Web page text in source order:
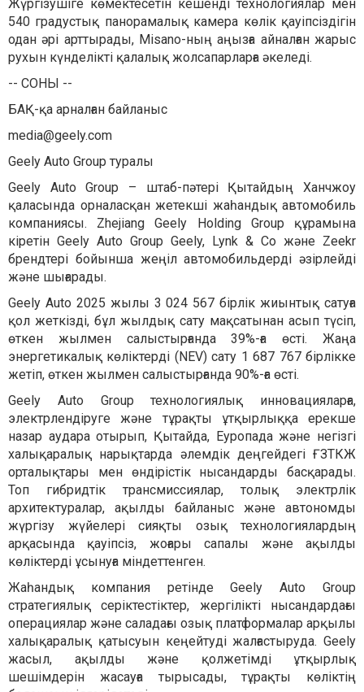
Жүргізушіге көмектесетін кешенді технологиялар мен
540 градустық панорамалық камера көлік қауіпсіздігін
одан әрі арттырады, Misano-ның аңызға айналған жарыс
рухын күнделікті қалалық жолсапарларға әкеледі.
-- СОНЫ --
БАҚ-қа арналған байланыс
media@geely.com
Geely Auto Group туралы
Geely Auto Group – штаб-пәтері Қытайдың Ханчжоу
қаласында орналасқан жетекші жаһандық автомобиль
компаниясы. Zhejiang Geely Holding Group құрамына
кіретін Geely Auto Group Geely, Lynk & Co және Zeekr
брендтері бойынша жеңіл автомобильдерді әзірлейді
және шығарады.
Geely Auto 2025 жылы 3 024 567 бірлік жиынтық сатуға
қол жеткізді, бұл жылдық сату мақсатынан асып түсіп,
өткен жылмен салыстырғанда 39%-ға өсті. Жаңа
энергетикалық көліктерді (NEV) сату 1 687 767 бірлікке
жетіп, өткен жылмен салыстырғанда 90%-ға өсті.
Geely Auto Group технологиялық инновацияларға,
электрлендіруге және тұрақты ұтқырлыққа ерекше
назар аудара отырып, Қытайда, Еуропада және негізгі
халықаралық нарықтарда әлемдік деңгейдегі ҒЗТКЖ
орталықтары мен өндірістік нысандарды басқарады.
Топ гибридтік трансмиссиялар, толық электрлік
архитектуралар, ақылды байланыс және автономды
жүргізу жүйелері сияқты озық технологиялардың
арқасында қауіпсіз, жоғары сапалы және ақылды
көліктерді ұсынуға міндеттенген.
Жаһандық компания ретінде Geely Auto Group
стратегиялық серіктестіктер, жергілікті нысандардағы
операциялар және саладағы озық платформалар арқылы
халықаралық қатысуын кеңейтуді жалғастыруда. Geely
жасыл, ақылды және қолжетімді ұтқырлық
шешімдерін жасауға тырысады, тұрақты көліктің